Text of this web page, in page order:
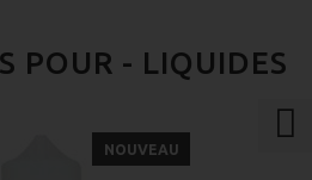
POUR - LIQUIDES
NOUVEAU